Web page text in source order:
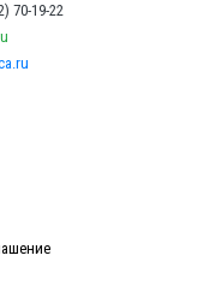
70-19-22